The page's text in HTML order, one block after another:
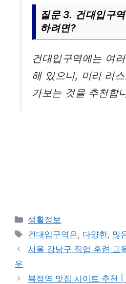
질문 3. 건대입구
하려면?
건대입구역에는 여
해 있으니, 미리 리
가보는 것을 추천합
카
테
리
생활정보
태
그
건대입구역은, 다양한, 많
서울 강남구 직업 훈련 교
우
복정역 맛집 사이트 추천